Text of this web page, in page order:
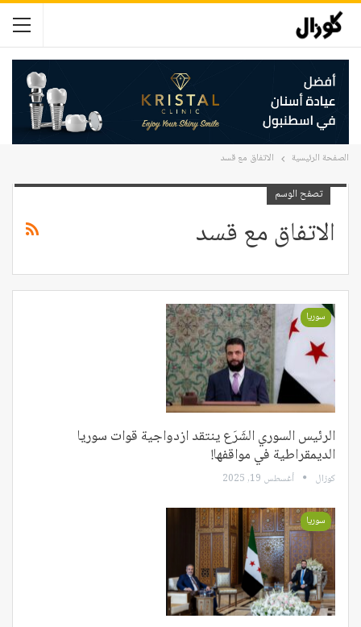
الصفحة الرئيسية الاتفاق مع قسد
تصفح الوسم
الاتفاق مع قسد
سوريا
الرئيس السوري الشَرَع ينتقد ازدواجية قوات سوريا
الديمقراطية في مواقفها!
كوزال أغسطس 19, 2025
سوريا